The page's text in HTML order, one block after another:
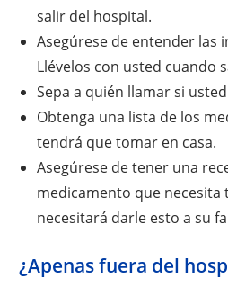
salir del hospital.
Asegúrese de entender las
Llévelos con usted cuando
Sepa a quién llamar si
Obtenga una lista de los
tendrá que tomar en casa.
Asegúrese de tener una
medicamento que necesita
necesitará darle esto a su
¿Apenas fuera del